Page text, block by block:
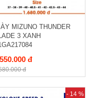
MIZUNO THUNDER
3 XANH
đ
đ
- 14 %